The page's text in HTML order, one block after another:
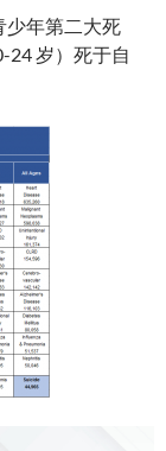
少年第二大死
24 岁）死于自